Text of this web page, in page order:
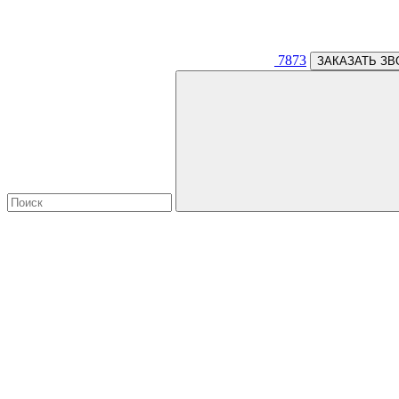
7873 ЗАКАЗАТЬ